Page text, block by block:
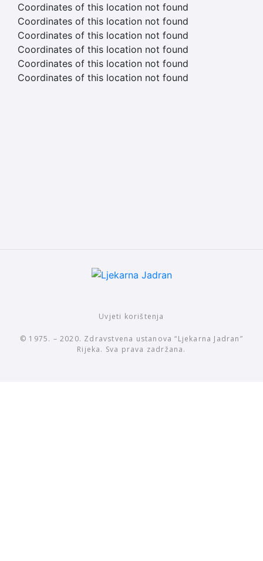
Coordinates of this location not found
Coordinates of this location not found
Coordinates of this location not found
Coordinates of this location not found
Coordinates of this location not found
Coordinates of this location not found
Uvjeti korištenja
© 1975. – 2020. Zdravstvena ustanova “Ljekarna Jadran”
Rijeka. Sva prava zadržana.